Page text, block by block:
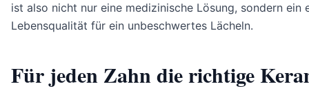
ist also nicht nur eine medizinische Lösung, sondern ein
Lebensqualität für ein unbeschwertes Lächeln.
Für jeden Zahn die richtige